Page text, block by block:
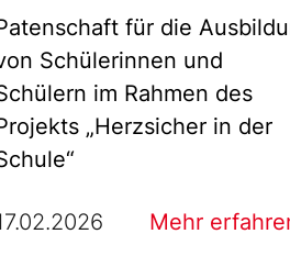
für die
Schülerinnen und
im Rahmen des
„Herzsicher in der
Mehr